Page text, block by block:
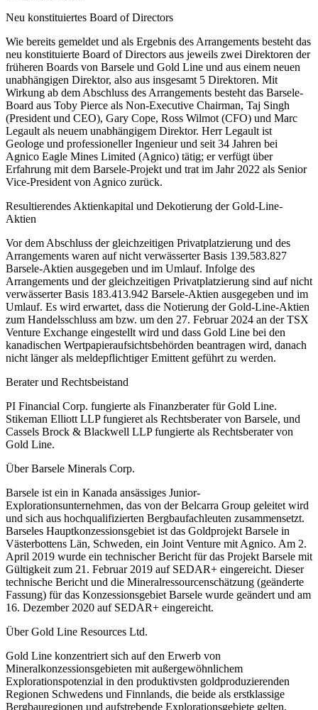
Neu konstituiertes Board of Directors
Wie bereits gemeldet und als Ergebnis des Arrangements besteht das
neu konstituierte Board of Directors aus jeweils zwei Direktoren der
früheren Boards von Barsele und Gold Line und aus einem neuen
unabhängigen Direktor, also aus insgesamt 5 Direktoren. Mit
Wirkung ab dem Abschluss des Arrangements besteht das Barsele-
Board aus Toby Pierce als Non-Executive Chairman, Taj Singh
(President und CEO), Gary Cope, Ross Wilmot (CFO) und Marc
Legault als neuem unabhängigem Direktor. Herr Legault ist
Geologe und professioneller Ingenieur und seit 34 Jahren bei
Agnico Eagle Mines Limited (Agnico) tätig; er verfügt über
Erfahrung mit dem Barsele-Projekt und trat im Jahr 2022 als Senior
Vice-President von Agnico zurück.
Resultierendes Aktienkapital und Dekotierung der Gold-Line-
Aktien
Vor dem Abschluss der gleichzeitigen Privatplatzierung und des
Arrangements waren auf nicht verwässerter Basis 139.583.827
Barsele-Aktien ausgegeben und im Umlauf. Infolge des
Arrangements und der gleichzeitigen Privatplatzierung sind auf nicht
verwässerter Basis 183.413.942 Barsele-Aktien ausgegeben und im
Umlauf. Es wird erwartet, dass die Notierung der Gold-Line-Aktien
zum Handelsschluss am bzw. um den 27. Februar 2024 an der TSX
Venture Exchange eingestellt wird und dass Gold Line bei den
kanadischen Wertpapieraufsichtsbehörden beantragen wird, danach
nicht länger als meldepflichtiger Emittent geführt zu werden.
Berater und Rechtsbeistand
PI Financial Corp. fungierte als Finanzberater für Gold Line.
Stikeman Elliott LLP fungieret als Rechtsberater von Barsele, und
Cassels Brock & Blackwell LLP fungierte als Rechtsberater von
Gold Line.
Über Barsele Minerals Corp.
Barsele ist ein in Kanada ansässiges Junior-
Explorationsunternehmen, das von der Belcarra Group geleitet wird
und sich aus hochqualifizierten Bergbaufachleuten zusammensetzt.
Barseles Hauptkonzessionsgebiet ist das Goldprojekt Barsele in
Västerbottens Län, Schweden, ein Joint Venture mit Agnico. Am 2.
April 2019 wurde ein technischer Bericht für das Projekt Barsele mit
Gültigkeit zum 21. Februar 2019 auf SEDAR+ eingereicht. Dieser
technische Bericht und die Mineralressourcenschätzung (geänderte
Fassung) für das Konzessionsgebiet Barsele wurde geändert und am
16. Dezember 2020 auf SEDAR+ eingereicht.
Über Gold Line Resources Ltd.
Gold Line konzentriert sich auf den Erwerb von
Mineralkonzessionsgebieten mit außergewöhnlichem
Explorationspotenzial in den produktivsten goldproduzierenden
Regionen Schwedens und Finnlands, die beide als erstklassige
Bergbauregionen und aufstrebende Explorationsgebiete gelten.